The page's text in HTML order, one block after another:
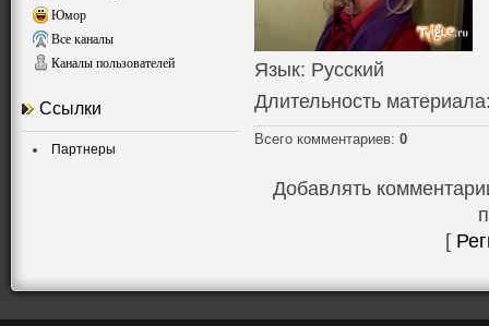
Юмор
Все каналы
Каналы пользователей
Ссылки
Партнеры
Язык: Русский
Длительность материала
Всего комментариев: 0
Добавлять
[